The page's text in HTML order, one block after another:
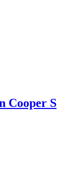
Cooper S